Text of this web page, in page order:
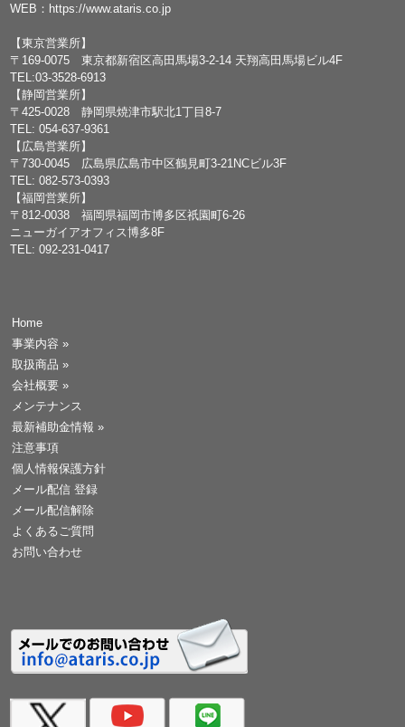
WEB： https://www.ataris.co.jp
【東京営業所】
〒169-0075 東京都新宿区高田馬場3-2-14 天翔高田馬場ビル4F
TEL:03-3528-6913
【静岡営業所】
〒425-0028 静岡県焼津市駅北1丁目8-7
TEL: 054-637-9361
【広島営業所】
〒730-0045 広島県広島市中区鶴見町3-21NCビル3F
TEL: 082-573-0393
【福岡営業所】
〒812-0038 福岡県福岡市博多区祇園町6-26
ニューガイアオフィス博多8F
TEL: 092-231-0417
Home
事業内容 »
取扱商品 »
会社概要 »
メンテナンス
最新補助金情報 »
注意事項
個人情報保護方針
メール配信 登録
メール配信解除
よくあるご質問
お問い合わせ